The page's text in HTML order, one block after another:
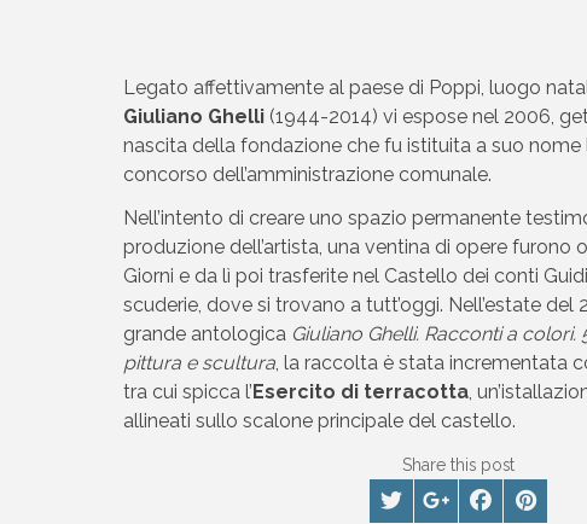
Legato affettivamente al paese di Poppi, luogo
Giuliano Ghelli (1944-2014) vi espose nel 2006,
nascita della fondazione che fu istituita a suo nome
concorso dell’amministrazione comunale.
Nell’intento di creare uno spazio permanente
produzione dell’artista, una ventina di opere furono
Giorni e da lì poi trasferite nel Castello dei conti
scuderie, dove si trovano a tutt’oggi. Nell’estate del
grande antologica Giuliano Ghelli. Racconti a
pittura e scultura, la raccolta è stata incrementata
tra cui spicca l’ Esercito di terracotta,
allineati sullo scalone principale del castello.
Share this post